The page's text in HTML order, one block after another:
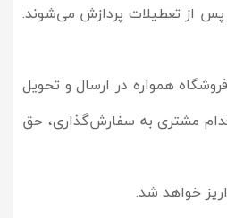
پس از تعطیلات پردازش می‌‏شوند.
همواره در ارسال و تحویل
مشتری به سفارش‌‏گذاری، حق